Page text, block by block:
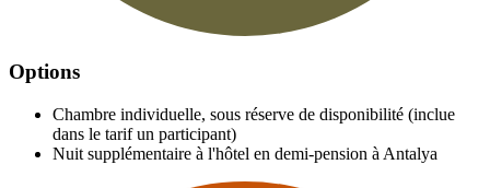
Options
Chambre individuelle, sous réserve de disponibilité (inclue
dans le tarif un participant)
Nuit supplémentaire à l'hôtel en demi-pension à Antalya